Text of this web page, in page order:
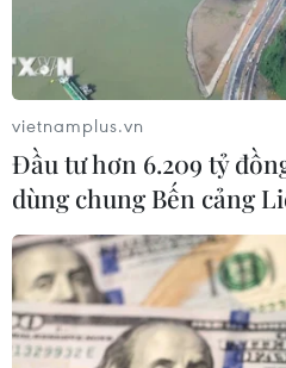
trong đó có 2 khâu chính
(khắc ván) và in (vẽ
mỗi nghệ nhân đòi hỏi
bẩm sinh cũng như kỹ
vietnamplus.vn
Đầu tư hơn 6.209 tỷ
dùng chung Bến cảng